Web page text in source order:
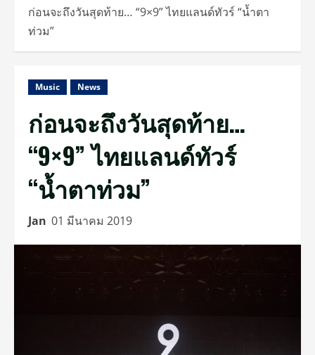
ก่อนจะถึงวันสุดท้าย… “9×9” ไทยแลนด์ทัวร์ “น้ำตา
ท่วม”
Music News
ก่อนจะถึงวันสุดท้าย…
“9×9” ไทยแลนด์ทัวร์
“น้ำตาท่วม”
Jan 01 มีนาคม 2019